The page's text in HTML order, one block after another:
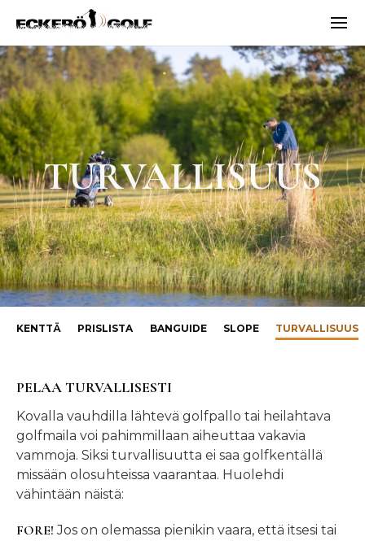
ECKERÖ GOLF
TURVALLISUUS
KENTTÄ PRISLISTA BANGUIDE SLOPE TURVALLISUUS
PELAA TURVALLISESTI
Kovalla vauhdilla lähtevä golfpallo tai heilahtava
golfmaila voi pahimmillaan aiheuttaa vakavia
vammoja. Siksi turvallisuutta ei saa golfkentällä
missään olosuhteissa vaarantaa. Huolehdi
vähintään näistä:
FORE! Jos on olemassa pienikin vaara, että itsesi tai